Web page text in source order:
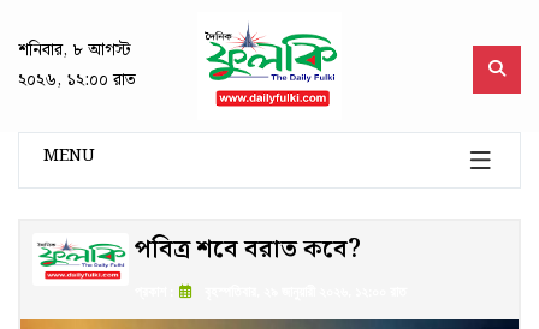
শনিবার, ৮ আগস্ট
২০২৬, ১২:০০ রাত
MENU
পবিত্র শবে বরাত কবে?